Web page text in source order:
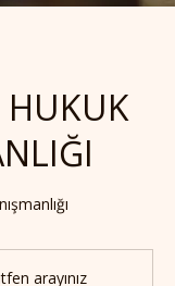
HUKUK
arayınız